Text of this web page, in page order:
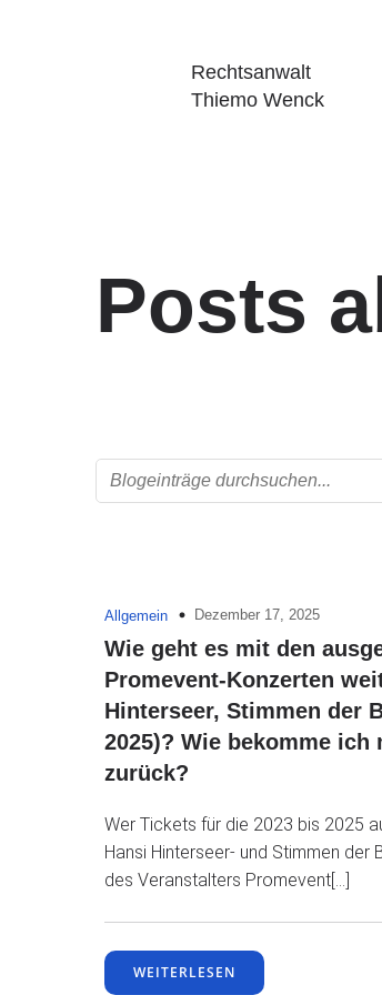
Rechtsanwalt
Thiemo Wenck
Posts
Allgemein Dezember 17, 2025
Wie geht es mit den
Promevent-Konzerten
Hinterseer, Stimmen der
2025)? Wie bekomme ich
zurück?
Wer Tickets für die 2023 bis 2025
Hansi Hinterseer- und Stimmen der
des Veranstalters Promevent[…]
WEITERLESEN